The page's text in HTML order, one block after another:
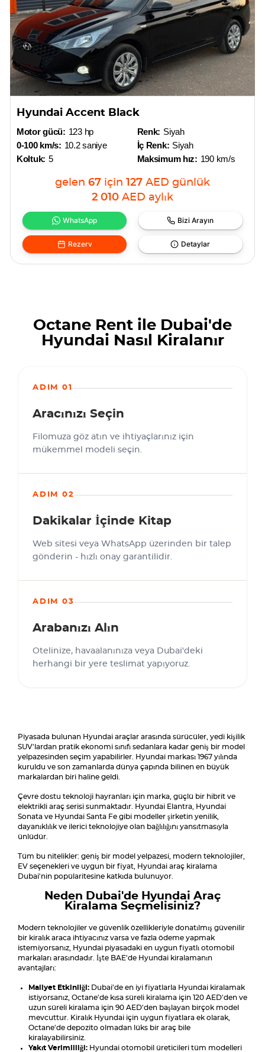
Hyundai Accent Black
Motor gücü: 123 hp
0-100 km/s: 10.2 saniye
Koltuk: 5
Renk: Siyah
İç Renk: Siyah
Maksimum hız: 190 km/s
gelen 67 için 127 AED günlük
2 010 AED aylık
WhatsApp Bizi Arayın
Rezerv Detaylar
Octane Rent ile Dubai'de
Hyundai Nasıl Kiralanır
ADIM 01
Aracınızı Seçin
Filomuza göz atın ve ihtiyaçlarınız için
mükemmel modeli seçin.
ADIM 02
Dakikalar İçinde Kitap
Web sitesi veya WhatsApp üzerinden bir talep
gönderin - hızlı onay garantilidir.
ADIM 03
Arabanızı Alın
Otelinize, havaalanınıza veya Dubai'deki
herhangi bir yere teslimat yapıyoruz.
Piyasada bulunan Hyundai araçlar arasında sürücüler, yedi kişilik
SUV'lardan pratik ekonomi sınıfı sedanlara kadar geniş bir model
yelpazesinden seçim yapabilirler. Hyundai markası 1967 yılında
kuruldu ve son zamanlarda dünya çapında bilinen en büyük
markalardan biri haline geldi.
Çevre dostu teknoloji hayranları için marka, güçlü bir hibrit ve
elektrikli araç serisi sunmaktadır. Hyundai Elantra, Hyundai
Sonata ve Hyundai Santa Fe gibi modeller şirketin yenilik,
dayanıklılık ve ilerici teknolojiye olan bağlılığını yansıtmasıyla
ünlüdür.
Tüm bu nitelikler: geniş bir model yelpazesi, modern teknolojiler,
EV seçenekleri ve uygun bir fiyat, Hyundai araç kiralama
Dubai'nin popülaritesine katkıda bulunuyor.
Neden Dubai'de Hyundai Araç
Kiralama Seçmelisiniz?
Modern teknolojiler ve güvenlik özellikleriyle donatılmış güvenilir
bir kiralık araca ihtiyacınız varsa ve fazla ödeme yapmak
istemiyorsanız, Hyundai piyasadaki en uygun fiyatlı otomobil
markaları arasındadır. İşte BAE'de Hyundai kiralamanın
avantajları:
Maliyet Etkinliği: Dubai'de en iyi fiyatlarla Hyundai kiralamak
istiyorsanız, Octane'de kısa süreli kiralama için 120 AED'den ve
uzun süreli kiralama için 90 AED'den başlayan birçok model
mevcuttur. Kiralık Hyundai için uygun fiyatlara ek olarak,
Octane'de depozito olmadan lüks bir araç bile
kiralayabilirsiniz.
Yakıt Verimliliği: Hyundai otomobil üreticileri tüm modelleri